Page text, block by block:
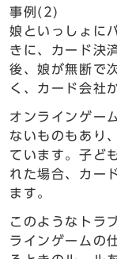
事例(2)
娘といっしょに
きに、カード決
後、娘が無断で
く、カード会社
オンラインゲー
ないものもあり
ています。子ど
れた場合、カー
ます。
このようなトラ
ラインゲームの